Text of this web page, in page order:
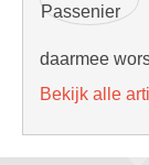
daarmee
Bekijk alle